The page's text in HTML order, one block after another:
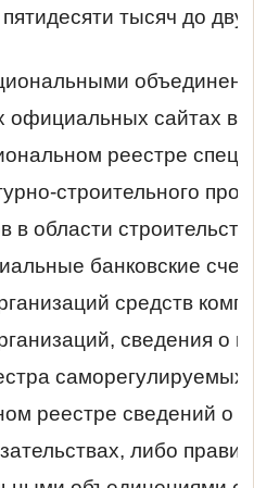
тысяч до
официальных сайтах в
реестре
строительного
в области
банковские
средств
сведения о
реестре сведений о
либо